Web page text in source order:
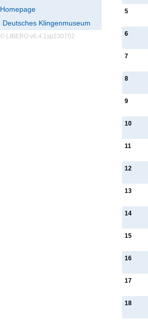
Homepage
Deutsches Klingenmuseum
© LIBERO v6.4.1sp230702
5
6
7
8
9
10
11
12
13
14
15
16
17
18